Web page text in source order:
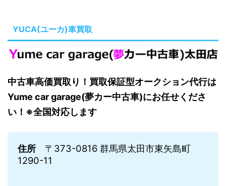
YUCA(ユーカ)車買取
中古車高価買取り！買取保証型オークション代行は
Yume car garage(夢カー中古車)にお任せくださ
い！※全国対応します
住所 〒373-0816 群馬県太田市東矢島町
1290-11